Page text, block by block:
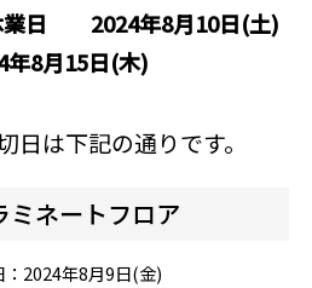
業日 2024年8月10日(土)
年8月15日(木)
日は下記の通りです。
ミネートフロア
：2024年8月9日(金)